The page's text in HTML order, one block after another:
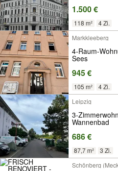
1.500 €
118 m²
4 Zi.
Markkleeberg
4-Raum-
Sees
945 €
105 m²
4 Zi.
Leipzig
3-
Wannenbad
686 €
87,7 m²
3 Zi.
Schönberg